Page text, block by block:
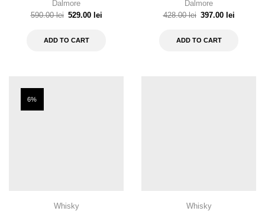
Dalmore
590.00lei 529.00 lei
ADD TO CART
Dalmore
428.00lei 397.00 lei
ADD TO CART
6%
Whisky Whisky